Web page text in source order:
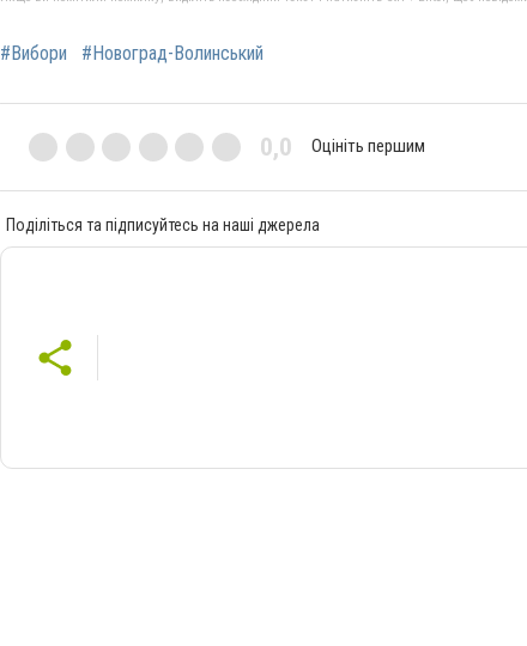
#Вибори #Новоград-Волинський
0,0 Оцініть першим
Поділіться та підписуйтесь на наші джерела